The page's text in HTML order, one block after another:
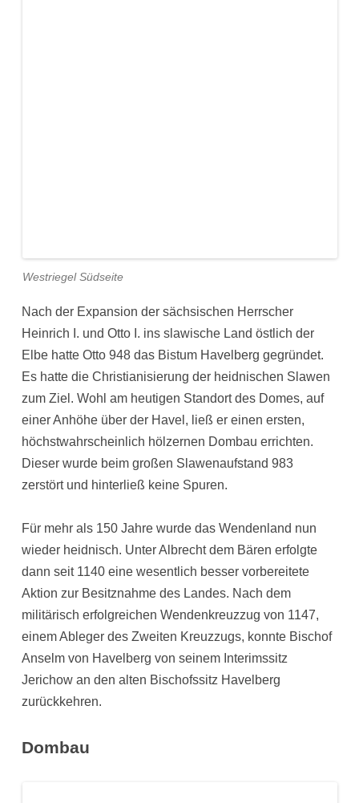
Westriegel Südseite
Nach der Expansion der sächsischen Herrscher
Heinrich I. und Otto I. ins slawische Land östlich der
Elbe hatte Otto 948 das Bistum Havelberg gegründet.
Es hatte die Christianisierung der heidnischen Slawen
zum Ziel. Wohl am heutigen Standort des Domes, auf
einer Anhöhe über der Havel, ließ er einen ersten,
höchstwahrscheinlich hölzernen Dombau errichten.
Dieser wurde beim großen Slawenaufstand 983
zerstört und hinterließ keine Spuren.
Für mehr als 150 Jahre wurde das Wendenland nun
wieder heidnisch. Unter Albrecht dem Bären erfolgte
dann seit 1140 eine wesentlich besser vorbereitete
Aktion zur Besitznahme des Landes. Nach dem
militärisch erfolgreichen Wendenkreuzzug von 1147,
einem Ableger des Zweiten Kreuzzugs, konnte Bischof
Anselm von Havelberg von seinem Interimssitz
Jerichow an den alten Bischofssitz Havelberg
zurückkehren.
Dombau